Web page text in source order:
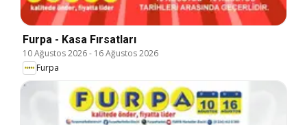
Furpa - Kasa Fırsatları
10 Ağustos 2026- 16 Ağustos 2026
Furpa